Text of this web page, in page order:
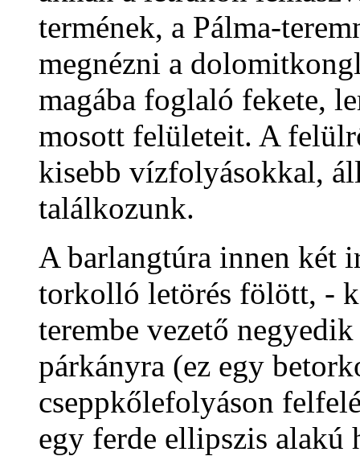
termének, a Pálma-
megnézni a
magába foglaló fekete,
mosott felületeit. A
kisebb vízfolyásokkal,
találkozunk.
A barlangtúra innen két
torkolló letörés fölött, -
terembe vezető
párkányra (ez egy
cseppkőlefolyáson
egy ferde ellipszis alakú